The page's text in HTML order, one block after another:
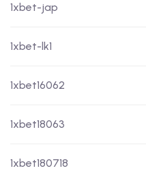
1xbet-jap
1xbet-lk1
1xbet16062
1xbet18063
1xbet180718